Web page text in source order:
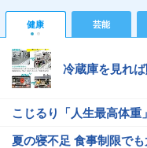
健康 芸能
冷蔵庫を見れ
こじるり「人生最高体重
夏の寝不足 食事制限で